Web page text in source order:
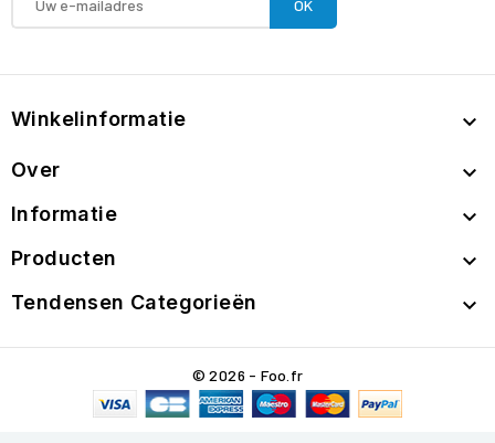
Winkelinformatie 
Over 
Informatie 
Producten 
Tendensen Categorieën 
© 2026 - Foo.fr